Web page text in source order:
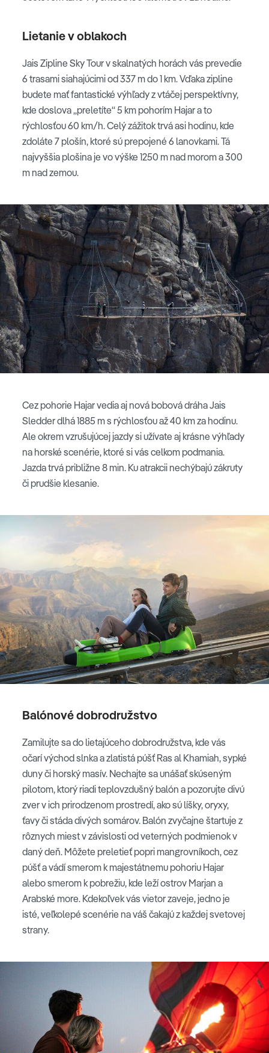
Lietanie v oblakoch
Jais Zipline Sky Tour v skalnatých horách vás prevedie
6 trasami siahajúcimi od 337 m do 1 km. Vďaka zipline
budete mať fantastické výhľady z vtáčej perspektívny,
kde doslova „preletíte“ 5 km pohorím Hajar a to
rýchlosťou 60 km/h. Celý zážitok trvá asi hodinu, kde
zdoláte 7 plošín, ktoré sú prepojené 6 lanovkami. Tá
najvyššia plošina je vo výške 1250 m nad morom a 300
m nad zemou.
Cez pohorie Hajar vedia aj nová bobová dráha Jais
Sledder dlhá 1885 m s rýchlosťou až 40 km za hodinu.
Ale okrem vzrušujúcej jazdy si užívate aj krásne výhľady
na horské scenérie, ktoré si vás celkom podmania.
Jazda trvá približne 8 min. Ku atrakcii nechýbajú zákruty
či prudšie klesanie.
Balónové dobrodružstvo
Zamilujte sa do lietajúceho dobrodružstva, kde vás
očarí východ slnka a zlatistá púšť Ras al Khamiah, sypké
duny či horský masív. Nechajte sa unášať skúseným
pilotom, ktorý riadi teplovzdušný balón a pozorujte divú
zver v ich prirodzenom prostredí, ako sú líšky, oryxy,
ťavy či stáda divých somárov. Balón zvyčajne štartuje z
rôznych miest v závislosti od veterných podmienok v
daný deň. Môžete preletieť popri mangrovníkoch, cez
púšť a vádí smerom k majestátnemu pohoriu Hajar
alebo smerom k pobrežiu, kde leží ostrov Marjan a
Arabské more. Kdekoľvek vás vietor zaveje, jedno je
isté, veľkolepé scenérie na váš čakajú z každej svetovej
strany.